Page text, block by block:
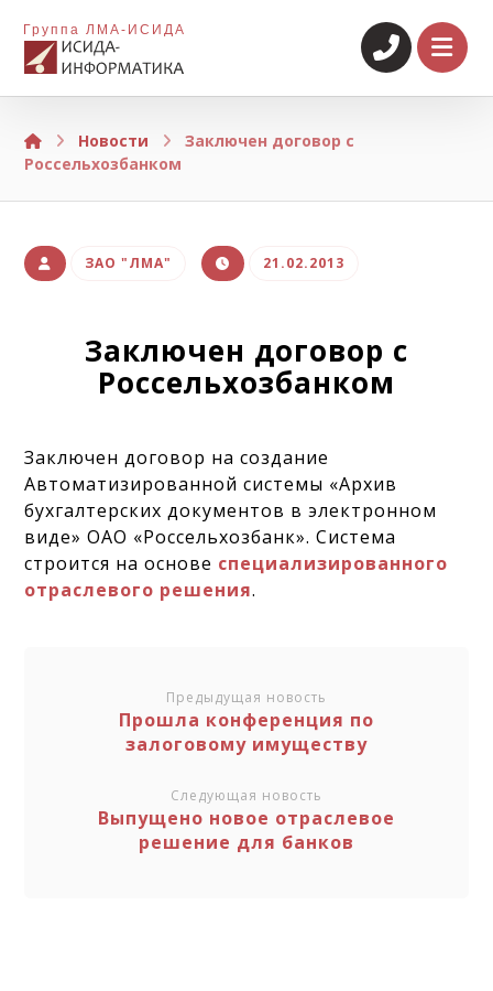
Группа ЛМА-ИСИДА
Новости
Заключен договор с
Россельхозбанком
ЗАО "ЛМА" 21.02.2013
Заключен договор с
Россельхозбанком
Заключен договор на создание
Автоматизированной системы «Архив
бухгалтерских документов в электронном
виде» ОАО «Россельхозбанк». Система
строится на основе специализированного
отраслевого решения.
Предыдущая новость
Прошла конференция по
залоговому имуществу
Следующая новость
Выпущено новое отраслевое
решение для банков